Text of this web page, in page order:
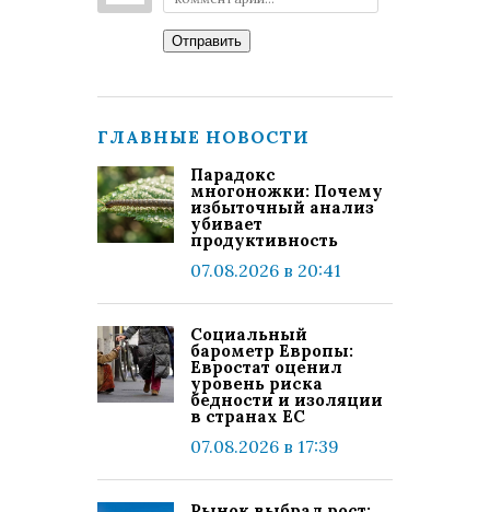
Отправить
ГЛАВНЫЕ НОВОСТИ
Парадокс
многоножки: Почему
избыточный анализ
убивает
продуктивность
07.08.2026 в 20:41
Социальный
барометр Европы:
Евростат оценил
уровень риска
бедности и изоляции
в странах ЕС
07.08.2026 в 17:39